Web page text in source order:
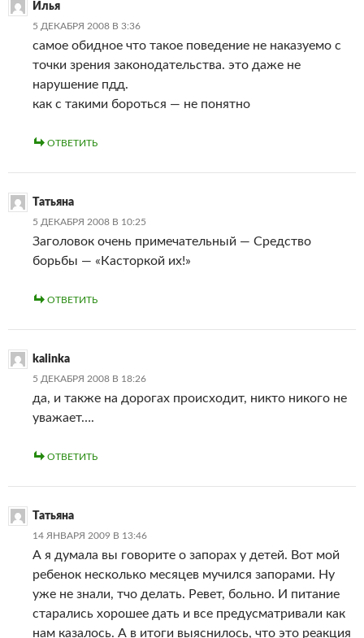
Илья
5 ДЕКАБРЯ 2008 В 3:36
самое обидное что такое поведение не наказуемо с
точки зрения законодательства. это даже не
нарушение пдд.
как с такими бороться — не понятно
ОТВЕТИТЬ
Татьяна
5 ДЕКАБРЯ 2008 В 10:25
Заголовок очень примечательный — Средство
борьбы — «Касторкой их!»
ОТВЕТИТЬ
kalinka
5 ДЕКАБРЯ 2008 В 18:26
да, и также на дорогах происходит, никто никого не
уважает….
ОТВЕТИТЬ
Татьяна
14 ЯНВАРЯ 2009 В 13:46
А я думала вы говорите о запорах у детей. Вот мой
ребенок несколько месяцев мучился запорами. Ну
уже не знали, тчо делать. Ревет, больно. И питание
старались хорошее дать и все предусматривали как
нам казалось. А в итоги выяснилось, что это реакция